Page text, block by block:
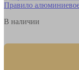
Правило
В наличии